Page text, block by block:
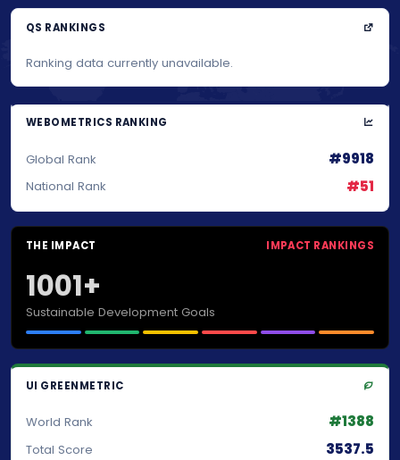
QS RANKINGS
Ranking data currently unavailable.
WEBOMETRICS RANKING
Global Rank #9918
National Rank #51
THE IMPACT IMPACT RANKINGS
1001+
Sustainable Development Goals
UI GREENMETRIC
World Rank #1388
Total Score 3537.5